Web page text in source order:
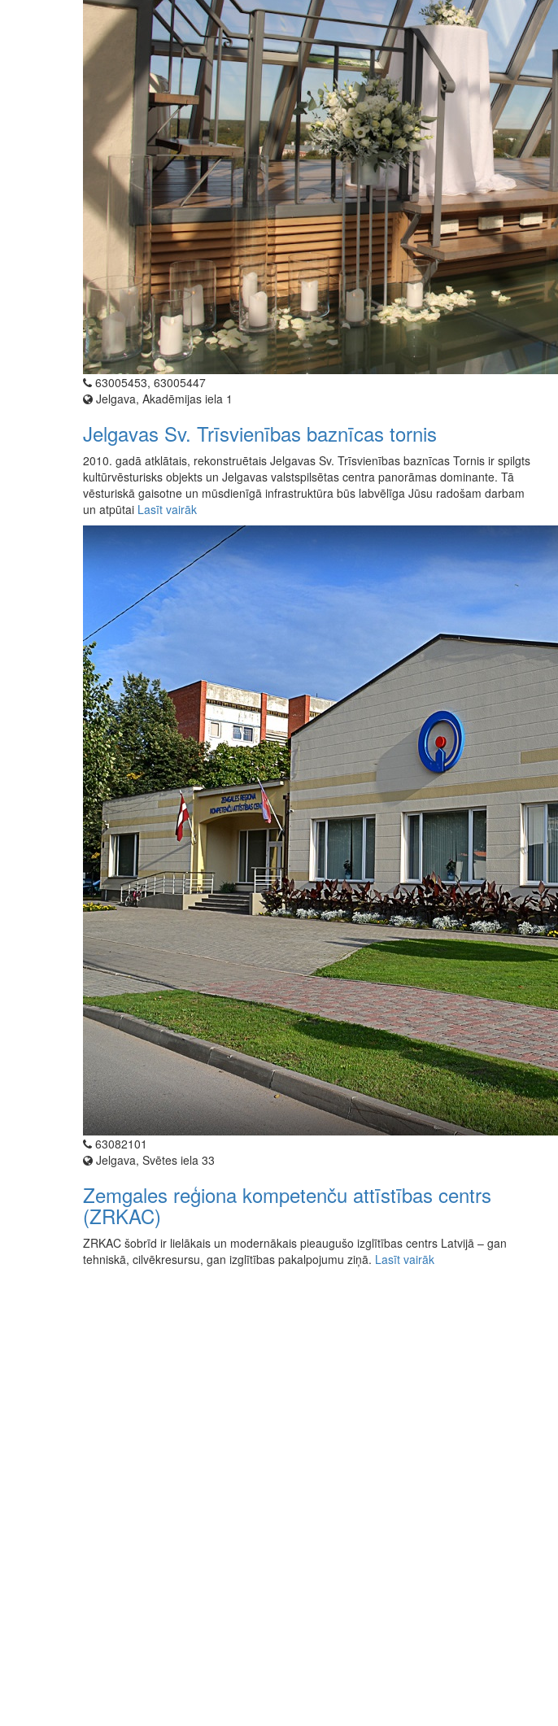
63005453, 63005447
Jelgava, Akadēmijas iela 1
Jelgavas Sv. Trīsvienības baznīcas tornis
2010. gadā atklātais, rekonstruētais Jelgavas Sv. Trīsvienības baznīcas Tornis ir spilgts
kultūrvēsturisks objekts un Jelgavas valstspilsētas centra panorāmas dominante. Tā
vēsturiskā gaisotne un mūsdienīgā infrastruktūra būs labvēlīga Jūsu radošam darbam
un atpūtai Lasīt vairāk
63082101
Jelgava, Svētes iela 33
Zemgales reģiona kompetenču attīstības centrs
(ZRKAC)
ZRKAC šobrīd ir lielākais un modernākais pieaugušo izglītības centrs Latvijā – gan
tehniskā, cilvēkresursu, gan izglītības pakalpojumu ziņā. Lasīt vairāk